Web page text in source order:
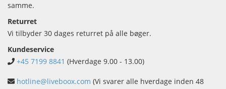
samme.
Returret
Vi tilbyder 30 dages returret på alle bøger.
Kundeservice
+45 7199 8841 (Hverdage 9.00 - 13.00)
hotline@liveboox.com (Vi svarer alle hverdage inden 48